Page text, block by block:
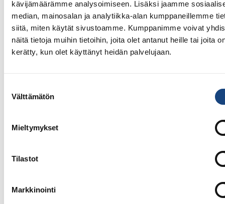
kävijämäärämme analysoimiseen. Lisäksi jaamme
median, mainosalan ja analytiikka-alan kumppaneillemme
siitä, miten käytät sivustoamme. Kumppanimme voivat
näitä tietoja muihin tietoihin, joita olet antanut heille tai joita
kerätty, kun olet käyttänyt heidän palvelujaan.
valinta
Välttämätön
Mieltymykset
Tilastot
Markkinointi
Yksittäisiä otteluvoittoja Paksin
Cupista